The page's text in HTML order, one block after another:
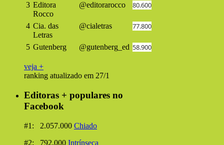
3 Editora
Rocco
@editorarocco 80.600
4 Cia. das
Letras
@cialetras 77.800
5 Gutenberg @gutenberg_ed 58.900
veja +
ranking atualizado em 27/1
Editoras + populares no
Facebook
#1: 2.057.000 Chiado
#2: 792.000 Intrínseca